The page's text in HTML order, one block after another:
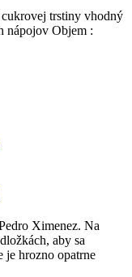
trstiny vhodný
nápojov Objem :
Ximenez. Na
aby sa
je hrozno opatrne